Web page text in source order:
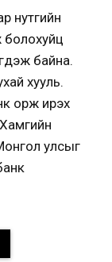
нутгийн
болохуйц
байна.
хууль.
орж ирэх
улсыг